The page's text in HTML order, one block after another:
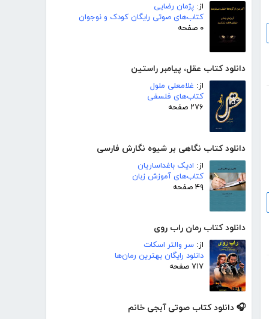
از: پژمان رضایی
کتاب‌های صوتی رایگان کودک و نوجوان
۰ صفحه
دانلود کتاب عقل، پیامبر راستین
از: غلامعلی ملول
کتاب‌های فلسفی
۲۷۶ صفحه
دانلود کتاب نگاهی بر شیوه نگارش فارسی
از: ادیک باغداساریان
کتاب‌های آموزش زبان
۴۹ صفحه
دانلود کتاب رمان راب روی
از: سر والتر اسکات
دانلود رایگان بهترین رمان‌ها
۷۱۷ صفحه
🎧 دانلود کتاب صوتی آبجی خانم